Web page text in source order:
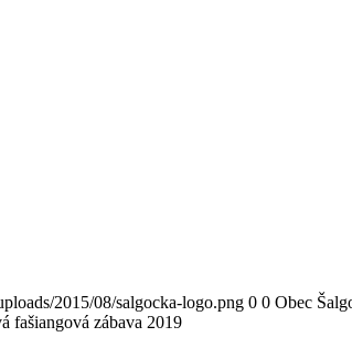
2015/08/salgocka-logo.png 0 0 Obec
fašiangová zábava 2019